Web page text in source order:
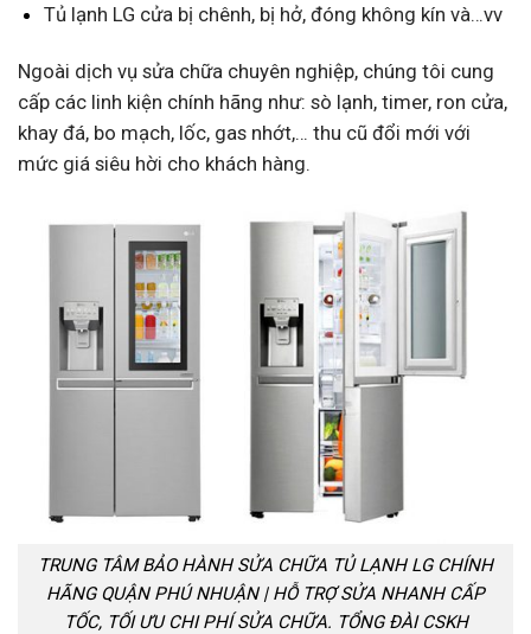
Tủ lạnh LG cửa bị chênh, bị hở, đóng không kín và…vv
Ngoài dịch vụ sửa chữa chuyên nghiệp, chúng tôi cung
cấp các linh kiện chính hãng như: sò lạnh, timer, ron cửa,
khay đá, bo mạch, lốc, gas nhớt,… thu cũ đổi mới với
mức giá siêu hời cho khách hàng.
TRUNG TÂM BẢO HÀNH SỬA CHỮA TỦ LẠNH LG CHÍNH
HÃNG QUẬN PHÚ NHUẬN | HỖ TRỢ SỬA NHANH CẤP
TỐC, TỐI ƯU CHI PHÍ SỬA CHỮA. TỔNG ĐÀI CSKH